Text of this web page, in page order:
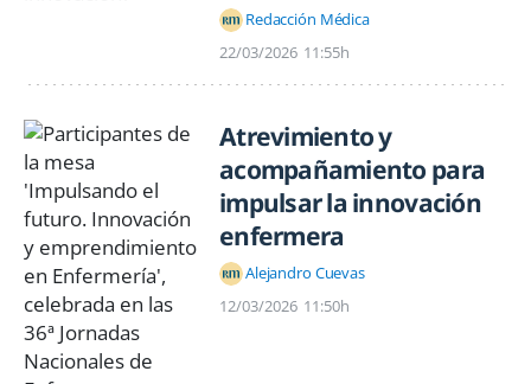
Redacción Médica
22/03/2026 11:55h
Atrevimiento y
acompañamiento para
impulsar la innovación
enfermera
Alejandro Cuevas
12/03/2026 11:50h